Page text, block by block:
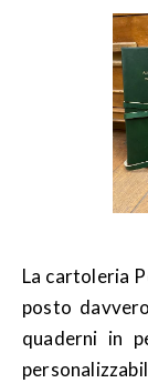
La cartoleria
posto
quaderni in